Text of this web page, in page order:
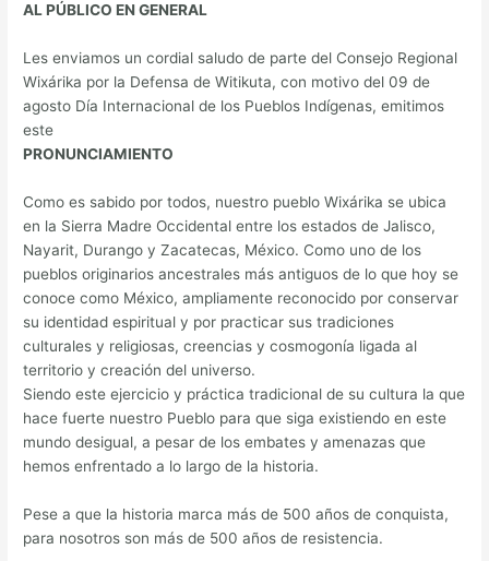
AL PÚBLICO EN GENERAL
Les enviamos un cordial saludo de parte del Consejo Regional
Wixárika por la Defensa de Witikuta, con motivo del 09 de
agosto Día Internacional de los Pueblos Indígenas, emitimos
este
PRONUNCIAMIENTO
Como es sabido por todos, nuestro pueblo Wixárika se ubica
en la Sierra Madre Occidental entre los estados de Jalisco,
Nayarit, Durango y Zacatecas, México. Como uno de los
pueblos originarios ancestrales más antiguos de lo que hoy se
conoce como México, ampliamente reconocido por conservar
su identidad espiritual y por practicar sus tradiciones
culturales y religiosas, creencias y cosmogonía ligada al
territorio y creación del universo.
Siendo este ejercicio y práctica tradicional de su cultura la que
hace fuerte nuestro Pueblo para que siga existiendo en este
mundo desigual, a pesar de los embates y amenazas que
hemos enfrentado a lo largo de la historia.
Pese a que la historia marca más de 500 años de conquista,
para nosotros son más de 500 años de resistencia.